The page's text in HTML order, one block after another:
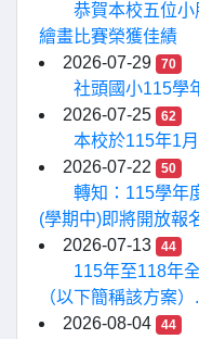
恭賀本校五位
繪畫比賽榮獲佳績
2026-07-29
70
社頭國小115學
2026-07-25
62
本校於115年1
2026-07-22
50
轉知：115學年
(學期中)即將開放報
2026-07-13
44
115年至118年
（以下簡稱該方案）
2026-08-04
44